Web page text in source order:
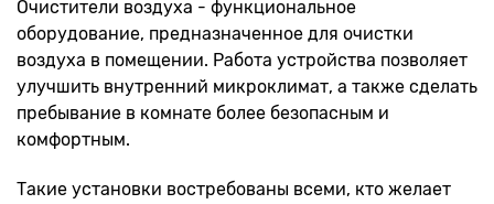
Очистители воздуха - функциональное
оборудование, предназначенное для очистки
воздуха в помещении. Работа устройства позволяет
улучшить внутренний микроклимат, а также сделать
пребывание в комнате более безопасным и
комфортным.
Такие установки востребованы всеми, кто желает